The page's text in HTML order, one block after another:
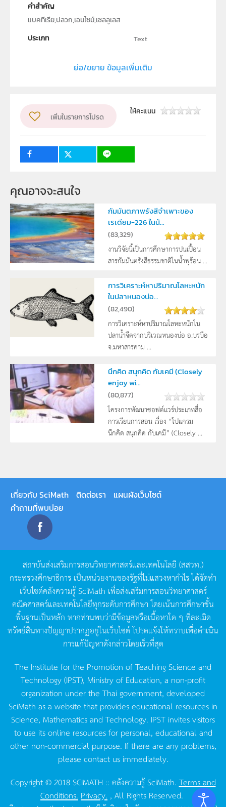
คำสำคัญ
แบคทีเรีย,ปลวก,เอนไซม์,เซลลูเลส
ประเภท
Text
ระดับชั้น
ม.4, ม.5, ม.6
ย่อ/ขยาย ข้อมูลเพิ่มเติม
เพิ่มในรายการโปรด
ให้คะแนน
คุณอาจจะสนใจ
กัมมันตภาพรังสีจำเพาะของ
เรเดียม-226 ในน้...
(83,329)
งานวิจัยนี้เป็นการศึกษาการปนเปื้อน
สารกัมมันตรังสีธรรมชาติในน้ำพุร้อน ...
การวิเคราะห์หาปริมาณโลหะหนัก
ในปลาหนองบ่อ...
(82,490)
การวิเคราะห์หาปริมาณโลหะหนักใน
ปลาน้ำจืดจากบริเวณหนองบ่อ อ.บรบือ
จ.มหาสารคาม ...
นึกคิด สนุกคิด กับเคมี (Closely
enjoy wi...
(80,877)
โครงการพัฒนาซอฟต์แวร์ประเภทสื่อ
การเรียนการสอน เรื่อง “โปแกรม
นึกคิด สนุกคิด กับเคมี” (Closely ...
เกี่ยวกับ SciMath ติดต่อเรา
แผนผังเว็บไซต์
คำถามที่พบบ่อย
สถาบันส่งเสริมการสอนวิทยาศาสตร์และเทคโนโลยี (สสวท.)
กระทรวงศึกษาธิการ เป็นหน่วยงานของรัฐที่ไม่แสวงหากำไรได้จัดทำ
เว็บไซต์คลังความรู้SciMath เพื่อส่งเสริมการสอนวิทยาศาสตร์
คณิตศาสตร์และเทคโนโลยีทุกระดับการศึกษา โดยเน้นการศึกษาขั้น
พื้นฐานเป็นหลัก หากท่านพบว่ามีข้อมูลหรือเนื้อหาใด ๆ ที่ละเมิด
ทรัพย์สินทางปัญญาปรากฏอยู่ในเว็บไซต์โปรดแจ้งให้ทราบเพื่อดำเนิน
การแก้ปัญหาดังกล่าวโดยเร็วที่สุด
The Institute for the Promotion of Teaching Science and
Technology (IPST), Ministry of Education, a non-profit
organization under the Thai government, developed
SciMath as a website that provides educational resources in
Science, Mathematics and Technology. IPST invites visitors
to use its online resources for personal, educational and
other non-commercial purpose. If there are any problems,
please contact us immediately.
Copyright © 2018 SCIMATH :: คลังความรู้ SciMath.Terms and
Conditions. Privacy. , All Rights Reserved.